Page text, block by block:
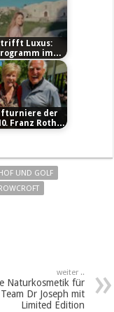
trifft Luxus:
im…
der
Franz Roth…
UND GOLF
weiter ..
Naturkosmetik für
Dr Joseph mit
Limited Edition